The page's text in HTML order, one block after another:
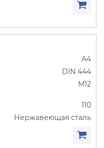
А4
DIN 444
М12
110
Нержавеющая сталь